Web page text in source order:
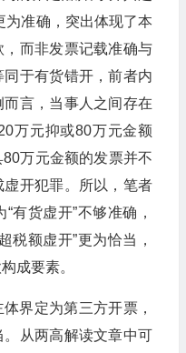
为准确，突出体现了本
而非发票记载准确与
于有货错开，前者内
言，当事人之间存在
万元抑或80万元金额
万元金额的发票并不
开犯罪。所以，笔者
有货虚开”不够准确，
税额虚开”更为恰当，
成要素。
界定为第三方开票，
从两高解读文章中可